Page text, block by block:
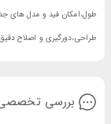
طراحی،دورگیری و اصلاح
بررسی